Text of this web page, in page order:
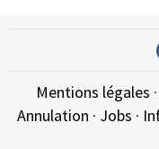
Mentions légales ·
Annulation · Jobs ·